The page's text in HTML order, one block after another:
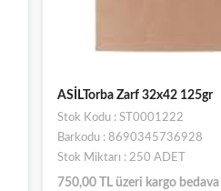
ASİLTorba Zarf 32x42 125gr
Stok Kodu : ST0001222
Barkodu : 8690345736928
Stok Miktarı : 250 ADET
750,00 TL üzeri kargo bedava